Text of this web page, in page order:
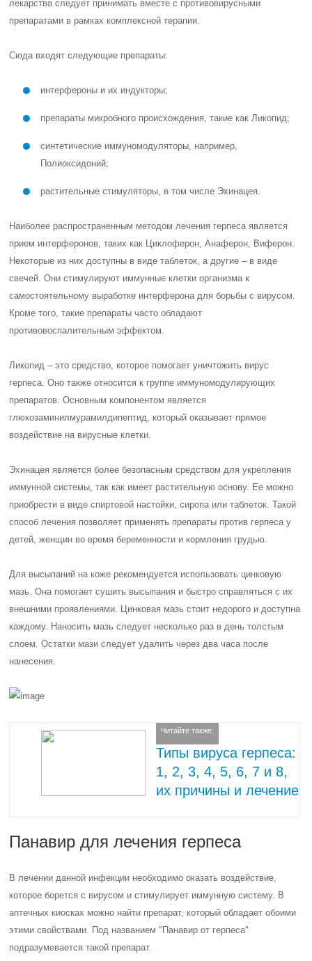
лекарства следует принимать вместе с противовирусными
препаратами в рамках комплексной терапии.
Сюда входят следующие препараты:
интерфероны и их индукторы;
препараты микробного происхождения, такие как Ликопид;
синтетические иммуномодуляторы, например,
Полиоксидоний;
растительные стимуляторы, в том числе Эхинацея.
Наиболее распространенным методом лечения герпеса является
прием интерферонов, таких как Циклоферон, Анаферон, Виферон.
Некоторые из них доступны в виде таблеток, а другие – в виде
свечей. Они стимулируют иммунные клетки организма к
самостоятельному выработке интерферона для борьбы с вирусом.
Кроме того, такие препараты часто обладают
противовоспалительным эффектом.
Ликопид – это средство, которое помогает уничтожить вирус
герпеса. Оно также относится к группе иммуномодулирующих
препаратов. Основным компонентом является
глюкозаминилмурамилдипептид, который оказывает прямое
воздействие на вирусные клетки.
Эхинацея является более безопасным средством для укрепления
иммунной системы, так как имеет растительную основу. Ее можно
приобрести в виде спиртовой настойки, сиропа или таблеток. Такой
способ лечения позволяет применять препараты против герпеса у
детей, женщин во время беременности и кормления грудью.
Для высыпаний на коже рекомендуется использовать цинковую
мазь. Она помогает сушить высыпания и быстро справляться с их
внешними проявлениями. Цинковая мазь стоит недорого и доступна
каждому. Наносить мазь следует несколько раз в день толстым
слоем. Остатки мази следует удалить через два часа после
нанесения.
Читайте также:
Типы вируса герпеса:
1, 2, 3, 4, 5, 6, 7 и 8,
их причины и лечение
Панавир для лечения герпеса
В лечении данной инфекции необходимо оказать воздействие,
которое борется с вирусом и стимулирует иммунную систему. В
аптечных киосках можно найти препарат, который обладает обоими
этими свойствами. Под названием "Панавир от герпеса"
подразумевается такой препарат.